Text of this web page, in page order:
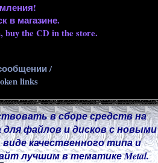
в магазине.
buy the CD in the store.
/
links
в сборе средств на
файлов и дисков с новыми
качественного типа и
лучшим в тематике Metal.